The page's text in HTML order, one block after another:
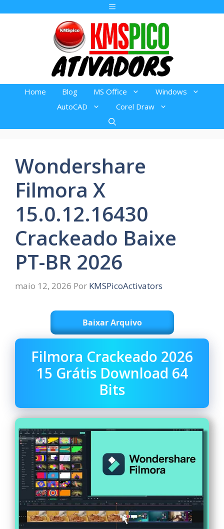
Menu
Home Blog MS Office
Windows
AutoCAD
Corel Draw
Wondershare
Filmora X
15.0.12.16430
Crackeado Baixe
PT-BR 2026
maio 12, 2026 Por KMSPicoActivators
Baixar Arquivo
Filmora Crackeado 2026
15 Grátis Download 64
Bits